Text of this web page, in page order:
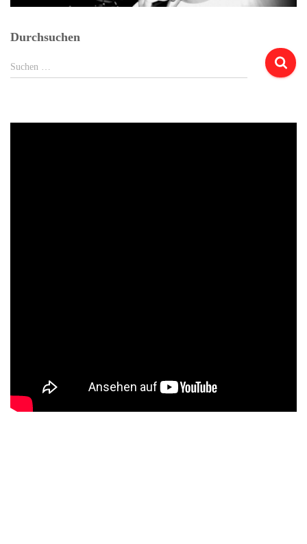
Durchsuchen
nach:
Suchen …